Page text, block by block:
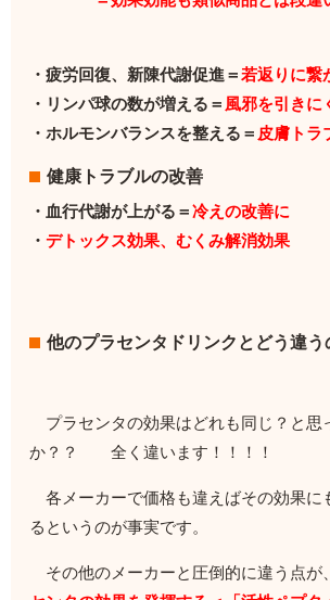
・疲労回復、新陳代謝促進＝若返りに繋
・リンパ球の数が増える＝ 風邪を引きに
・ホルモンバランスを整える＝ 皮膚トラ
健康トラブルの改善
・血行代謝が上がる＝冷えの改善に
・デトックス効果、むくみ解消効果
他のプラセンタドリンクとどう違う
プラセンタの効果はどれも同じ？と思
か？？ 全く違います！！！！
各メーカーで価格も違えばその効果に
るというのが事実です。
その他のメーカーと圧倒的に違う点が